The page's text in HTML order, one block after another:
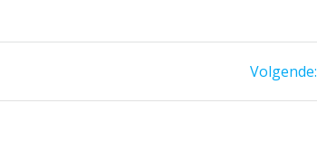
Volgende: